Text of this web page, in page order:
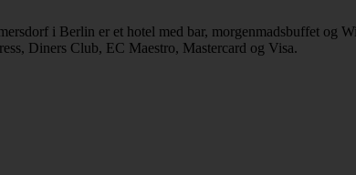
i Berlin er et hotel med bar, morgenmadsbuffet og
Diners Club, EC Maestro, Mastercard og Visa.